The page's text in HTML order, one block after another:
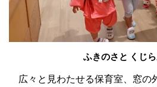
ふきのさと くじ
広々と見わたせる保育室、窓の